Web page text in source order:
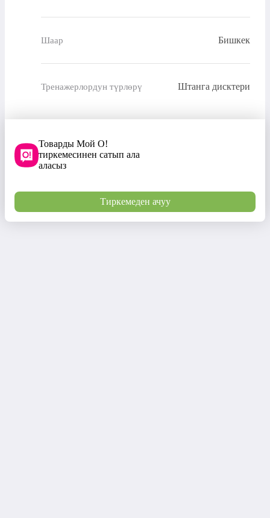
Шаар Бишкек
Тренажерлордун түрлөрү Штанга дисктери
Товарды Мой О!
тиркемесинен сатып ала
аласыз
Тиркемеден ачуу